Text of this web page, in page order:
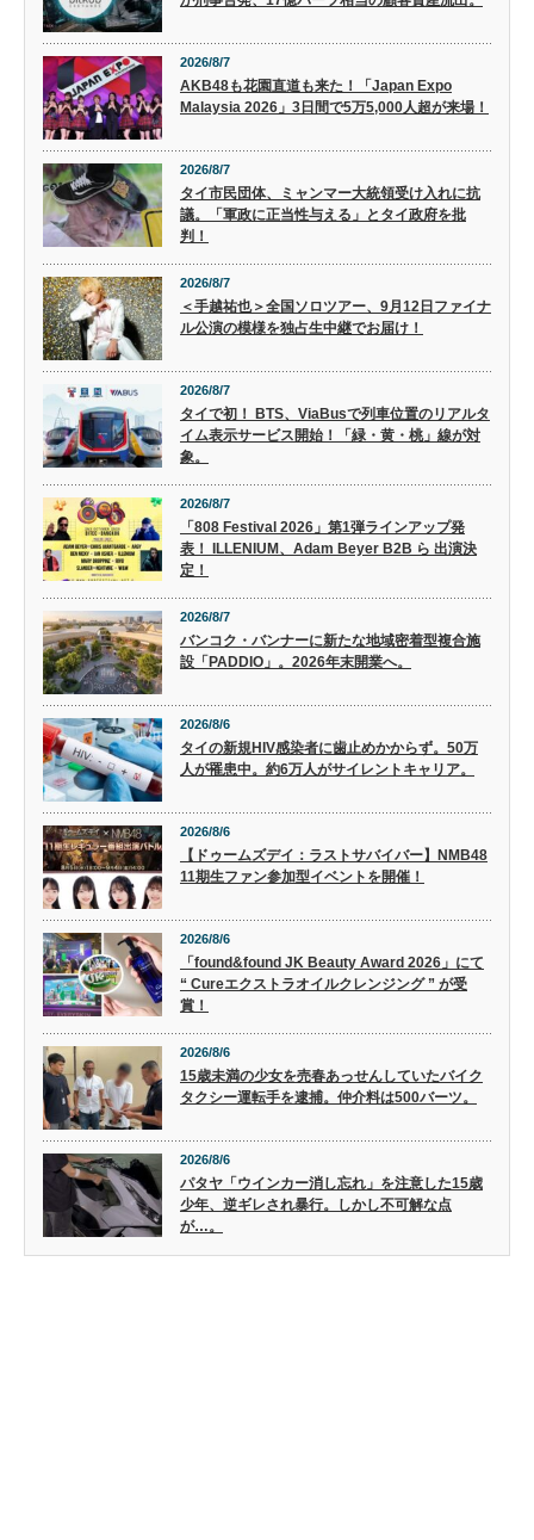
2026/8/7
AKB48も花園直道も来た！「Japan Expo
Malaysia 2026」3日間で5万5,000人超が来場！
2026/8/7
タイ市民団体、ミャンマー大統領受け入れに抗
議。「軍政に正当性与える」とタイ政府を批
判！
2026/8/7
＜手越祐也＞全国ソロツアー、9月12日ファイナ
ル公演の模様を独占生中継でお届け！
2026/8/7
タイで初！ BTS、ViaBusで列車位置のリアルタ
イム表示サービス開始！「緑・黄・桃」線が対
象。
2026/8/7
「808 Festival 2026」第1弾ラインアップ発
表！ ILLENIUM、Adam Beyer B2B ら 出演決
定！
2026/8/7
バンコク・バンナーに新たな地域密着型複合施
設「PADDIO」。2026年末開業へ。
2026/8/6
タイの新規HIV感染者に歯止めかからず。50万
人が罹患中。約6万人がサイレントキャリア。
2026/8/6
【ドゥームズデイ：ラストサバイバー】NMB48
11期生ファン参加型イベントを開催！
2026/8/6
「found&found JK Beauty Award 2026」にて
“ Cureエクストラオイルクレンジング ” が受
賞！
2026/8/6
15歳未満の少女を売春あっせんしていたバイク
タクシー運転手を逮捕。仲介料は500バーツ。
2026/8/6
パタヤ「ウインカー消し忘れ」を注意した15歳
少年、逆ギレされ暴行。しかし不可解な点
が…。